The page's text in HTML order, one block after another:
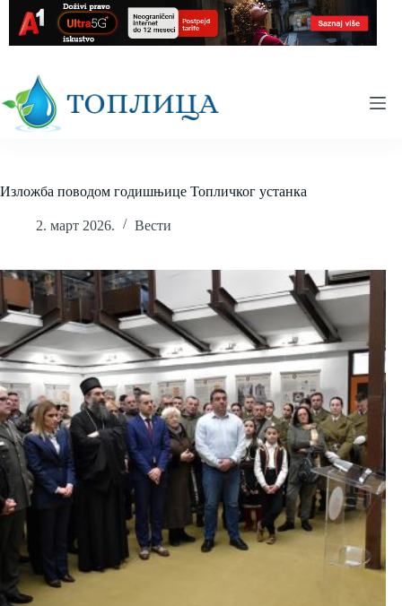
content
Изложба поводом годишњице Топличког устанка
2. март 2026. Вести